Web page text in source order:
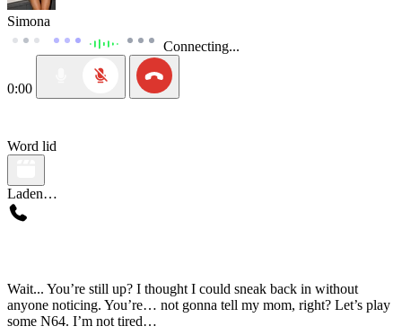
Simona
Connecting...
0:00
Word lid
Laden…
Wait... You’re still up? I thought I could sneak back in without
anyone noticing. You’re… not gonna tell my mom, right? Let’s play
some N64. I’m not tired…